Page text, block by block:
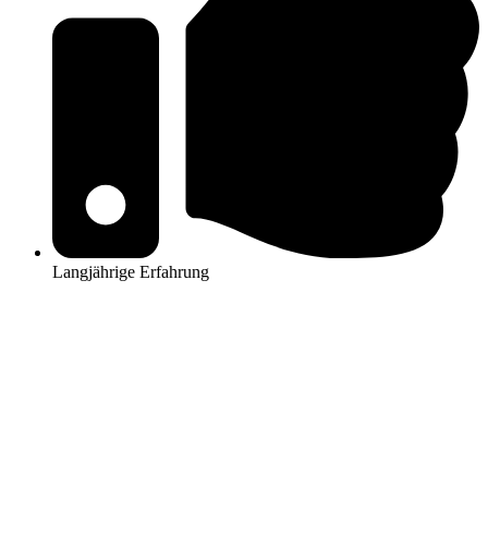
Langjährige Erfahrung